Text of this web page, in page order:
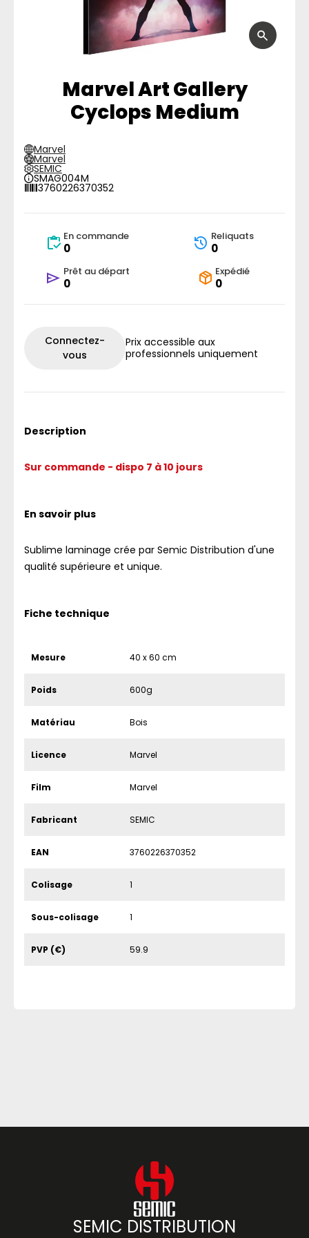
Marvel Art Gallery
Cyclops Medium
Marvel
Marvel
SEMIC
SMAG004M
3760226370352
En commande
0
Reliquats
0
Prêt au départ
0
Expédié
0
Connectez-
vous
Prix accessible aux
professionnels uniquement
Description
Sur commande - dispo 7 à 10 jours
En savoir plus
Sublime laminage crée par Semic Distribution d'une
qualité supérieure et unique.
Fiche technique
Mesure 40 x 60 cm
Poids 600g
Matériau Bois
Licence Marvel
Film Marvel
Fabricant SEMIC
EAN 3760226370352
Colisage 1
Sous-colisage 1
PVP (€) 59.9
SEMIC DISTRIBUTION